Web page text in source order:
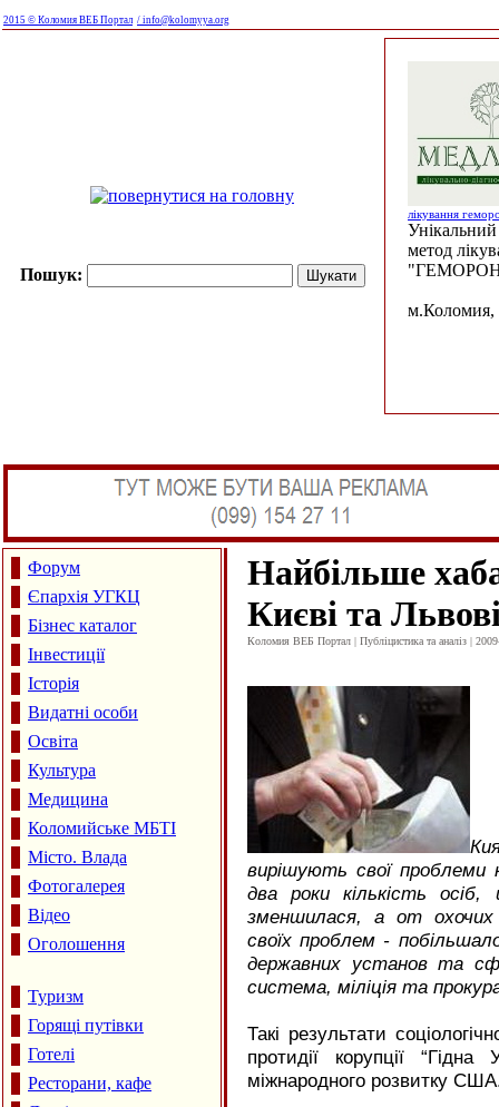
2015 © Коломия ВЕБ Портал / info@kolomyya.org
Пошук:
лікування
Унікальний
метод
м.Коломия,
Форум
Єпархія УГКЦ
Бізнес каталог
Інвестиції
Історія
Видатні особи
Освіта
Культура
Медицина
Коломийське МБТІ
Місто. Влада
Фотогалерея
Відео
Оголошення
Туризм
Горящі путівки
Готелі
Ресторани, кафе
Найбільше
Києві та
Коломия ВЕБ Портал | Публіцистика та аналіз |
вирішують свої проблеми
два роки кількість
зменшилася, а от охочих
своїх проблем -
державних установ та
система, міліція та
Такі результати
протидії корупції
міжнародного розвитку